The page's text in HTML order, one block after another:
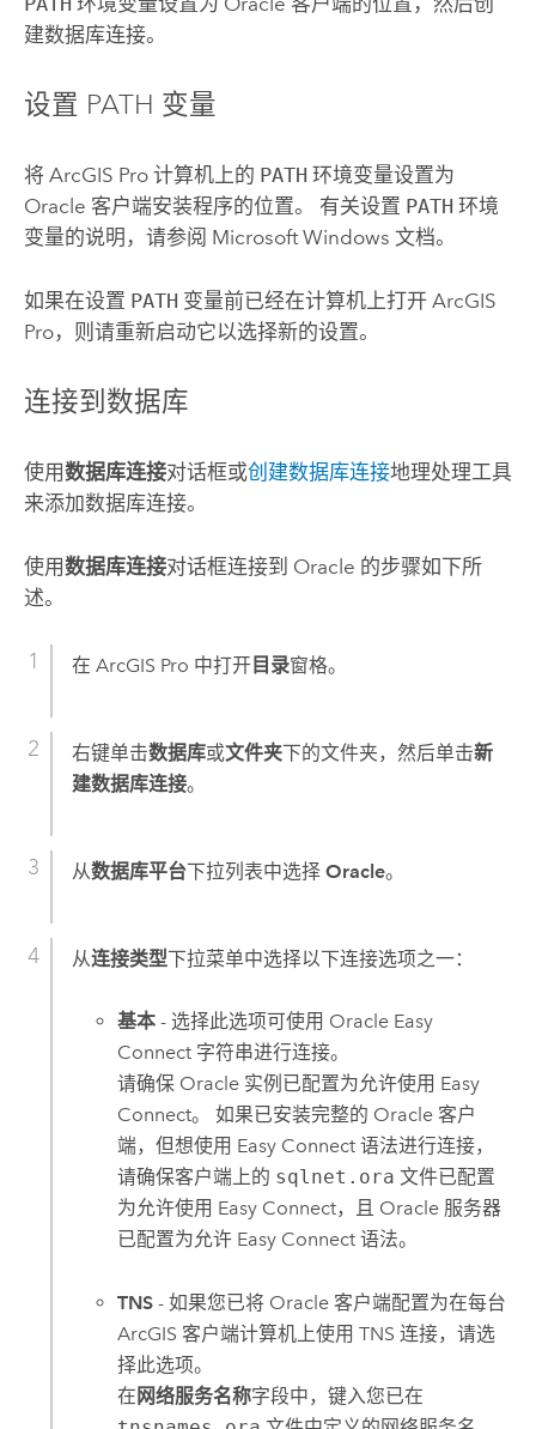
建数据库连接。
设置 PATH 变量
将 ArcGIS Pro计算机上的 PATH 环境变量设置为
Oracle 客户端安装程序的位置。 有关设置 PATH 环境
变量的说明，请参阅 Microsoft Windows 文档。
如果在设置 PATH 变量前已经在计算机上打开 ArcGIS
Pro，则请重新启动它以选择新的设置。
连接到数据库
使用数据库连接对话框或创建数据库连接地理处理工具
来添加数据库连接。
使用数据库连接对话框连接到 Oracle 的步骤如下所
述。
在 ArcGIS Pro 中打开 目录窗格。
右键单击数据库或文件夹下的文件夹，然后单击新
建数据库连接。
从数据库平台下拉列表中选择 Oracle。
从连接类型下拉菜单中选择以下连接选项之一：
基本 - 选择此选项可使用 Oracle Easy
Connect 字符串进行连接。
请确保 Oracle 实例已配置为允许使用 Easy
Connect。 如果已安装完整的 Oracle 客户
端，但想使用 Easy Connect 语法进行连接，
请确保客户端上的 sqlnet.ora 文件已配置
为允许使用 Easy Connect，且 Oracle 服务器
已配置为允许 Easy Connect 语法。
TNS - 如果您已将 Oracle 客户端配置为在每台
ArcGIS 客户端计算机上使用 TNS 连接，请选
择此选项。
在 网络服务名称字段中，键入您已在